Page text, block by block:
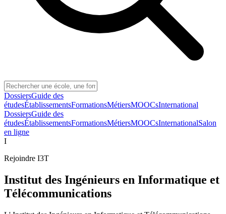
DossiersGuide des
étudesÉtablissementsFormationsMétiersMOOCsInternational
DossiersGuide des
étudesÉtablissementsFormationsMétiersMOOCsInternationalSalon
en ligne
I
Rejoindre I3T
Institut des Ingénieurs en Informatique et
Télécommunications